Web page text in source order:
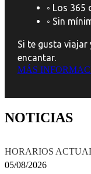
◦ Los 365
◦ Sin
Si te gusta viajar
encantar.
MÁS
NOTICIAS
HORARIOS
05/08/2026